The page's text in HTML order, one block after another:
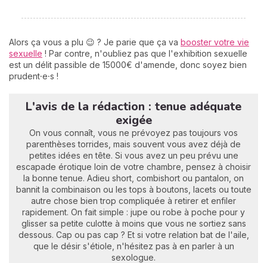
Alors ça vous a plu 😉 ? Je parie que ça va booster votre vie
sexuelle ! Par contre, n'oubliez pas que l'exhibition sexuelle
est un délit passible de 15000€ d'amende, donc soyez bien
prudent⸱e⸱s !
L'avis de la rédaction : tenue adéquate
exigée
On vous connaît, vous ne prévoyez pas toujours vos
parenthèses torrides, mais souvent vous avez déjà de
petites idées en tête. Si vous avez un peu prévu une
escapade érotique loin de votre chambre, pensez à choisir
la bonne tenue. Adieu short, combishort ou pantalon, on
bannit la combinaison ou les tops à boutons, lacets ou toute
autre chose bien trop compliquée à retirer et enfiler
rapidement. On fait simple : jupe ou robe à poche pour y
glisser sa petite culotte à moins que vous ne sortiez sans
dessous. Cap ou pas cap ? Et si votre relation bat de l'aile,
que le désir s'étiole, n'hésitez pas à en parler à un
sexologue.